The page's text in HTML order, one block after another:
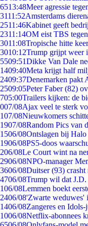
6513:48Meer agressie
3111:52Amsterdams
2511:46Kabinet geeft
2311:14OM eist TBS
3011:08Tropische hitte
3010:12Trump grijpt weer
5509:51Dikke Van Dale
1409:40Meta krijgt half
2409:37Denemarken pakt
2509:05Peter Faber (82)
705:00Trailers kijken: de
007/08Ajax veel te sterk
107/08Nieuwkomers
1907/08Random Pics van
1506/08Ontslagen bij
1906/08PS5-doos
206/08Le Court wint na
2906/08NPO-manager
3606/08Duitser (93) crasht
4706/08Trump wil dat
106/08Lemmen boekt
2406/08'Zwarte weduwes'
1406/08Zangeres en
1006/08Netflix-abonnees